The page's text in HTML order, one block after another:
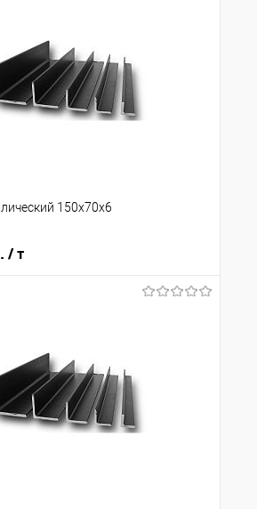
150х70х6
/ т
Сравнение
Под заказ